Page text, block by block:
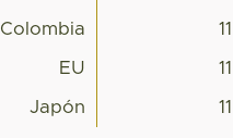
Colombia 11
EU 11
Japón 11